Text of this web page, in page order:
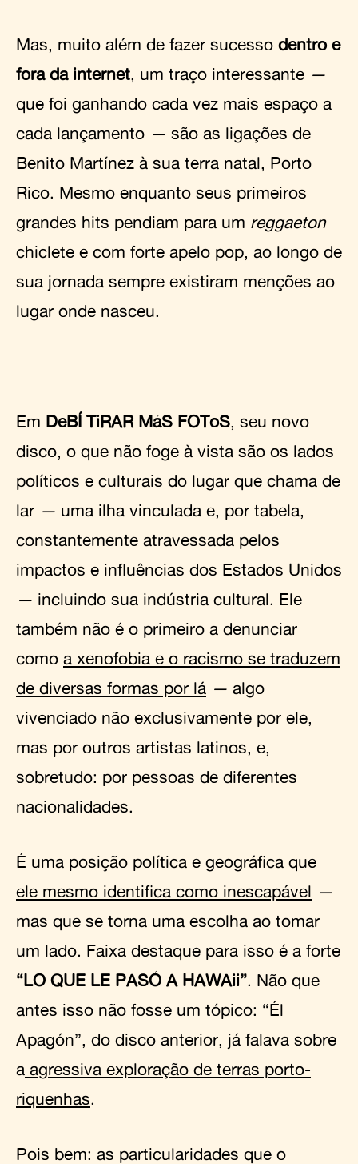
Mas, muito além de fazer sucesso dentro e
fora da internet, um traço interessante —
que foi ganhando cada vez mais espaço a
cada lançamento — são as ligações de
Benito Martínez à sua terra natal, Porto
Rico. Mesmo enquanto seus primeiros
grandes hits pendiam para um reggaeton
chiclete e com forte apelo pop, ao longo de
sua jornada sempre existiram menções ao
lugar onde nasceu.
Em DeBÍ TiRAR MáS FOToS, seu novo
disco, o que não foge à vista são os lados
políticos e culturais do lugar que chama de
lar — uma ilha vinculada e, por tabela,
constantemente atravessada pelos
impactos e influências dos Estados Unidos
— incluindo sua indústria cultural. Ele
também não é o primeiro a denunciar
como a xenofobia e o racismo se traduzem
de diversas formas por lá — algo
vivenciado não exclusivamente por ele,
mas por outros artistas latinos, e,
sobretudo: por pessoas de diferentes
nacionalidades.
É uma posição política e geográfica que
ele mesmo identifica como inescapável —
mas que se torna uma escolha ao tomar
um lado. Faixa destaque para isso é a forte
“LO QUE LE PASÓ A HAWAii”. Não que
antes isso não fosse um tópico: “Él
Apagón”, do disco anterior, já falava sobre
a agressiva exploração de terras porto-
riquenhas.
Pois bem: as particularidades que o